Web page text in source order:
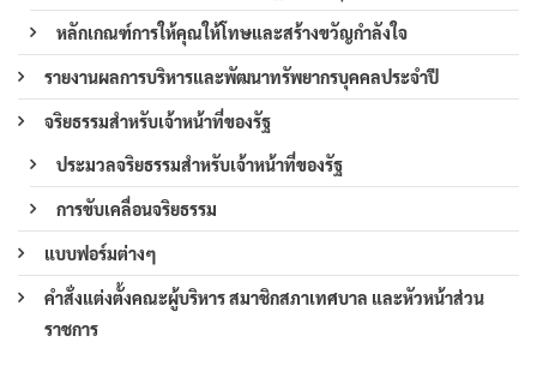
หลักเกณฑ์การให้คุณให้โทษและสร้างขวัญกำลังใจ
รายงานผลการบริหารและพัฒนาทรัพยากรบุคคลประจำปี
จริยธรรมสำหรับเจ้าหน้าที่ของรัฐ
ประมวลจริยธรรมสำหรับเจ้าหน้าที่ของรัฐ
การขับเคลื่อนจริยธรรม
แบบฟอร์มต่างๆ
คำสั่งแต่งตั้งคณะผู้บริหาร สมาชิกสภาเทศบาล และหัวหน้าส่วน
ราชการ